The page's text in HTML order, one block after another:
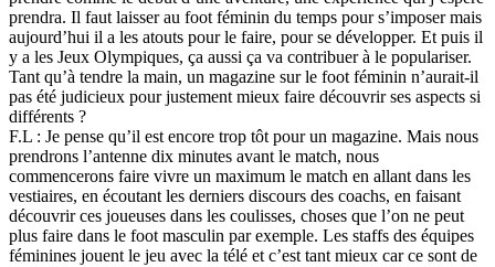
prendra. Il faut laisser au foot féminin du temps pour s’imposer mais
aujourd’hui il a les atouts pour le faire, pour se développer. Et puis il
y a les Jeux Olympiques, ça aussi ça va contribuer à le populariser.
Tant qu’à tendre la main, un magazine sur le foot féminin n’aurait-il
pas été judicieux pour justement mieux faire découvrir ses aspects si
différents ?
F.L : Je pense qu’il est encore trop tôt pour un magazine. Mais nous
prendrons l’antenne dix minutes avant le match, nous
commencerons faire vivre un maximum le match en allant dans les
vestiaires, en écoutant les derniers discours des coachs, en faisant
découvrir ces joueuses dans les coulisses, choses que l’on ne peut
plus faire dans le foot masculin par exemple. Les staffs des équipes
féminines jouent le jeu avec la télé et c’est tant mieux car ce sont de